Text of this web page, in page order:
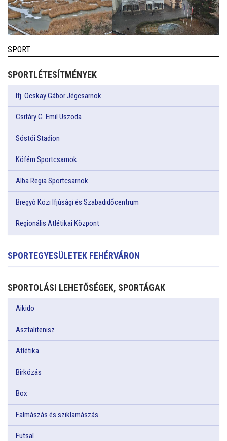
SPORT
SPORTLÉTESÍTMÉNYEK
Ifj. Ocskay Gábor Jégcsarnok
Csitáry G. Emil Uszoda
Sóstói Stadion
Köfém Sportcsarnok
Alba Regia Sportcsarnok
Bregyó Közi Ifjúsági és Szabadidőcentrum
Regionális Atlétikai Központ
SPORTEGYESÜLETEK FEHÉRVÁRON
SPORTOLÁSI LEHETŐSÉGEK, SPORTÁGAK
Aikido
Asztalitenisz
Atlétika
Birkózás
Box
Falmászás és sziklamászás
Futsal